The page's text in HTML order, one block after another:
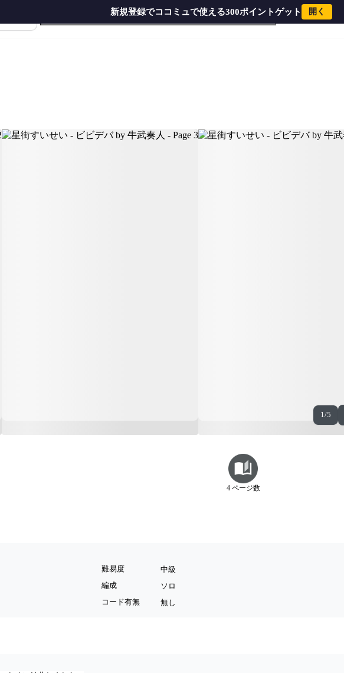
新規登録でココミュで使える300ポイントゲット 開く
1/5
4 ページ数
難易度
中級
編成
ソロ
コード有無 無し